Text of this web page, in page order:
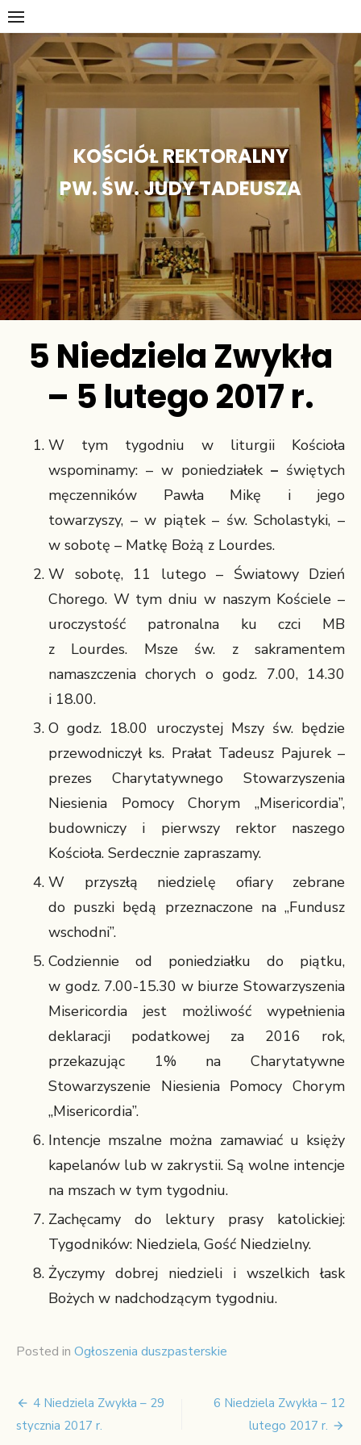
Skip
to
content
KOŚCIÓŁ REKTORALNY
PW. ŚW. JUDY TADEUSZA
5 Niedziela Zwykła
– 5 lutego 2017 r.
W tym tygodniu w liturgii Kościoła
wspominamy: – w poniedziałek – świętych
męczenników Pawła Mikę i jego
towarzyszy, – w piątek – św. Scholastyki, –
w sobotę – Matkę Bożą z Lourdes.
W sobotę, 11 lutego – Światowy Dzień
Chorego. W tym dniu w naszym Kościele –
uroczystość patronalna ku czci MB
z Lourdes. Msze św. z sakramentem
namaszczenia chorych o godz. 7.00, 14.30
i 18.00.
O godz. 18.00 uroczystej Mszy św. będzie
przewodniczył ks. Prałat Tadeusz Pajurek –
prezes Charytatywnego Stowarzyszenia
Niesienia Pomocy Chorym „Misericordia”,
budowniczy i pierwszy rektor naszego
Kościoła. Serdecznie zapraszamy.
W przyszłą niedzielę ofiary zebrane
do puszki będą przeznaczone na „Fundusz
wschodni”.
Codziennie od poniedziałku do piątku,
w godz. 7.00-15.30 w biurze Stowarzyszenia
Misericordia jest możliwość wypełnienia
deklaracji podatkowej za 2016 rok,
przekazując 1% na Charytatywne
Stowarzyszenie Niesienia Pomocy Chorym
„Misericordia”.
Intencje mszalne można zamawiać u księży
kapelanów lub w zakrystii. Są wolne intencje
na mszach w tym tygodniu.
Zachęcamy do lektury prasy katolickiej:
Tygodników: Niedziela, Gość Niedzielny.
Życzymy dobrej niedzieli i wszelkich łask
Bożych w nadchodzącym tygodniu.
Posted in Ogłoszenia duszpasterskie
Nawigacja
4 Niedziela Zwykła – 29
stycznia 2017 r.
6 Niedziela Zwykła – 12
lutego 2017 r.